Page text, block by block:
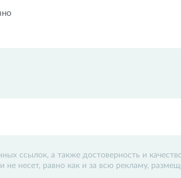
ссылок, а также достоверность и
не несет, равно как и за всю рекламу,